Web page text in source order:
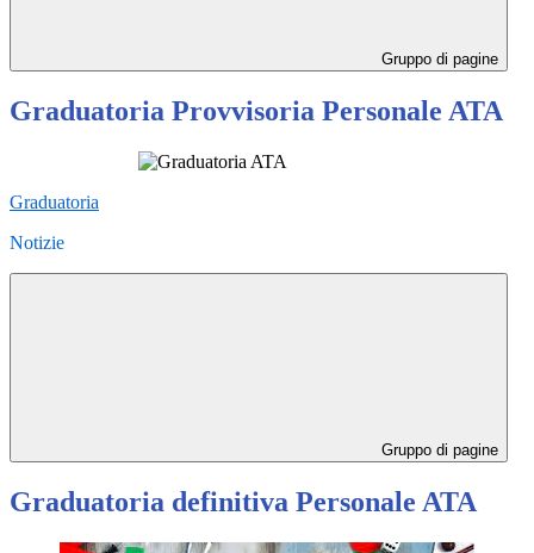
Gruppo di pagine
Graduatoria Provvisoria Personale ATA
Graduatoria
Notizie
Gruppo di pagine
Graduatoria definitiva Personale ATA